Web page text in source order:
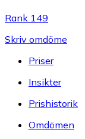
Rank 149
Skriv omdöme
Priser
Insikter
Prishistorik
Omdömen